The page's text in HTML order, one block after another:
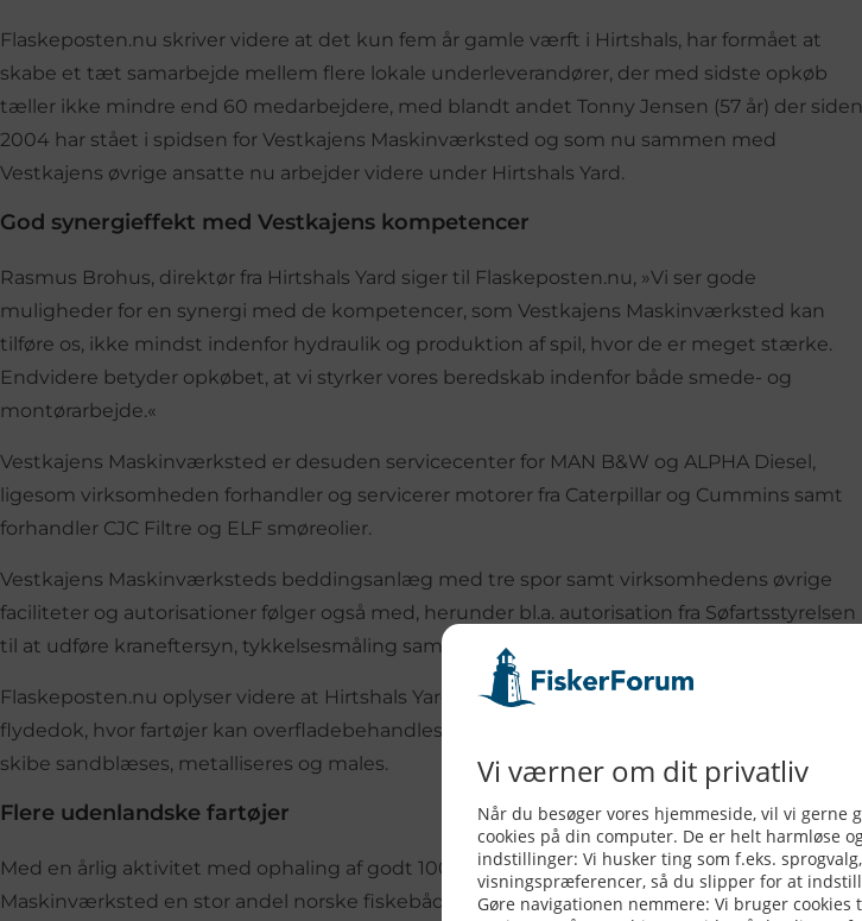
Flaskeposten.nu skriver videre at det kun fem år gamle værft i Hirtshals, har formået at
skabe et tæt samarbejde mellem flere lokale underleverandører, der med sidste opkøb
tæller ikke mindre end 60 medarbejdere, med blandt andet Tonny Jensen (57 år) der siden
2004 har stået i spidsen for Vestkajens Maskinværksted og som nu sammen med
Vestkajens øvrige ansatte nu arbejder videre under Hirtshals Yard.
God synergieffekt med Vestkajens kompetencer
Rasmus Brohus, direktør fra Hirtshals Yard siger til Flaskeposten.nu, »Vi ser gode
muligheder for en synergi med de kompetencer, som Vestkajens Maskinværksted kan
tilføre os, ikke mindst indenfor hydraulik og produktion af spil, hvor de er meget stærke.
Endvidere betyder opkøbet, at vi styrker vores beredskab indenfor både smede- og
montørarbejde.«
Vestkajens Maskinværksted er desuden servicecenter for MAN B&W og ALPHA Diesel,
ligesom virksomheden forhandler og servicerer motorer fra Caterpillar og Cummins samt
forhandler CJC Filtre og ELF smøreolier.
Vestkajens Maskinværksteds beddingsanlæg med tre spor samt virksomhedens øvrige
faciliteter og autorisationer følger også med, herunder bl.a. autorisation fra Søfartsstyrelsen
til at udføre kraneftersyn, tykkelsesmåling samt gasteste.
Flaskeposten.nu oplyser videre at Hirtshals Yard allerede i dag råder over en overdækket
flydedok, hvor fartøjer kan overfladebehandles og repareres under sikre vejrforhold, hvor
skibe sandblæses, metalliseres og males.
Flere udenlandske fartøjer
Med en årlig aktivitet med ophaling af godt 100 skibe om året, har Vestkajens
Maskinværksted en stor andel norske fiskebåde, der anløber beddingen i Hirtshals for